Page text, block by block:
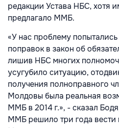
редакции Устава НБС, хотя
предлагало ММБ.
«У нас проблему
поправок в закон об
лишив НБС многих
усугубило ситуацию,
получения полноправного
Молдовы была реальная
ММБ в 2014 г.», - сказал
ММБ решило три года вести